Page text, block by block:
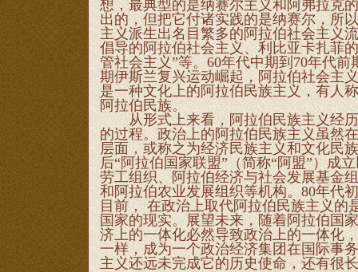
想，最典型的是纳赛尔主义和阿弗拉克
出的，但把它付诸实践的是纳赛尔，所
主义派生出名目繁多的阿拉伯社会主义
倡导的阿拉伯社会主义、利比亚卡扎菲
管社会主义”等。60年代中期到70年代
期伊斯兰复兴运动崛起，阿拉伯社会主
是一种文化上的阿拉伯民族主义，有人
阿拉伯民族。
从形式上来看，阿拉伯民族主义经历
的过程。政治上的阿拉伯民族主义虽然
层面，或称之为经济民族主义和文化民
后“阿拉伯国家联盟”（简称“阿盟”）成
劳工组织、阿拉伯经济与社会发展基金
和阿拉伯农业发展组织等机构。80年代
目前， 在政治上取代阿拉伯民族主义的
国家的现实。展望未来，随着阿拉伯国
济上的一体化必然导致政治上的一体化
一样，成为一个政治经济集团在国际事
主义还远未完成它的历史使命，还有很